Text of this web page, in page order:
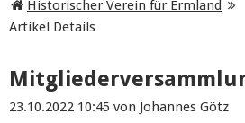
Historischer Verein für Ermland
Artikel Details
23.10.2022 10:45 von Johannes Götz